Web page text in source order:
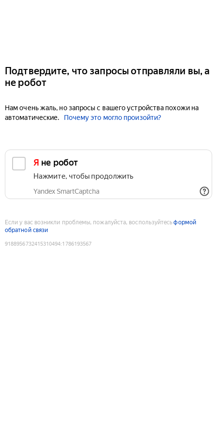
Подтвердите, что запросы отправляли вы, а
не робот
Нам очень жаль, но запросы с вашего устройства похожи на
автоматические.
Почему это могло произойти?
Я не робот
Нажмите, чтобы продолжить
Yandex SmartCaptcha
Если у вас возникли проблемы, пожалуйста, воспользуйтесьформой
обратной связи
9188956732415310494:1786193567